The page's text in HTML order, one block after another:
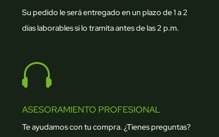
Su pedido le será entregado en un plazo de 1 a 2
días laborables si lo tramita antes de las 2 p.m.

ASESORAMIENTO PROFESIONAL
Te ayudamos con tu compra. ¿Tienes preguntas?